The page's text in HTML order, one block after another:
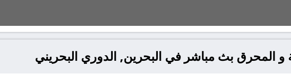
و المحرق بث مباشر في البحرين, الدوري البحريني